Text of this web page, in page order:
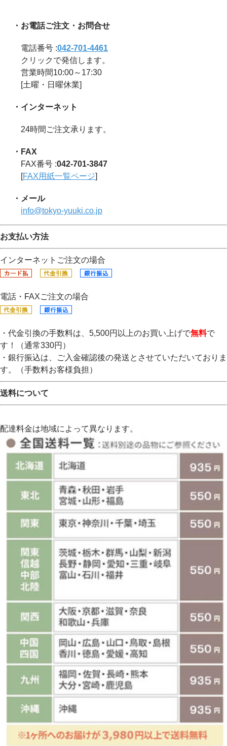
・お電話ご注文・お問合せ
電話番号 :042-701-4461
クリックで発信します。
営業時間10:00～17:30
[土曜・日曜休業]
・インターネット
24時間ご注文承ります。
・FAX
FAX番号 :042-701-3847
[FAX用紙一覧ページ]
・メール
info@tokyo-yuuki.co.jp
お支払い方法
インターネットご注文の場合
電話・FAXご注文の場合
・代金引換の手数料は、5,500円以上のお買い上げで無料で
す！（通常330円）
・銀行振込は、ご入金確認後の発送とさせていただいておりま
す。（手数料お客様負担）
送料について
配達料金は地域によって異なります。